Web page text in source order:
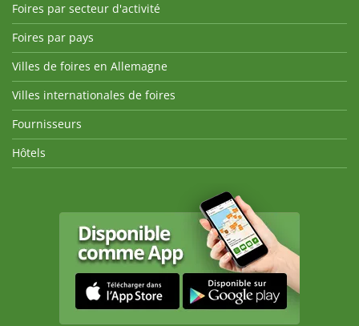
Foires par secteur d'activité
Foires par pays
Villes de foires en Allemagne
Villes internationales de foires
Fournisseurs
Hôtels